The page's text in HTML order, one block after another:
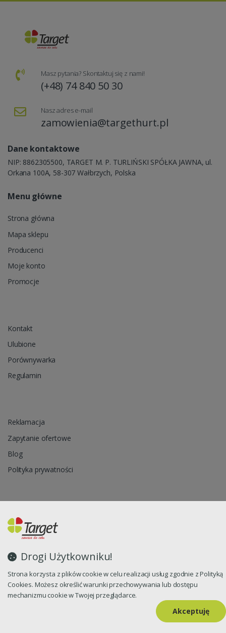
Drogi Użytkowniku!
Strona korzysta z plików cookie w celu realizacji usług zgodnie z Polityką
Cookies. Możesz określić warunki przechowywania lub dostępu
mechanizmu cookie w Twojej przeglądarce.
Akceptuję
Masz pytania? Skontaktuj się z nami!
(+48) 74 840 50 30
Nasz adres e-mail
zamowienia@targethurt.pl
Dane kontaktowe
NIP: 8862305500, TARGET M. P. TURLIŃSKI SPÓŁKA JAWNA, ul.
Orkana 100A, 58-307 Wałbrzych, Polska
Menu główne
Strona główna
Mapa sklepu
Producenci
Moje konto
Promocje
Kontakt
Ulubione
Porównywarka
Regulamin
Reklamacja
Zapytanie ofertowe
Blog
Polityka prywatności